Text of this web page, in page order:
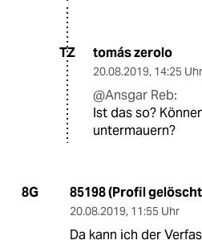
TZ tomás zerolo
20.08.2019, 14:25 Uhr
@Ansgar Reb:
Ist das so?
untermauern?
8G 85198 (Profil
20.08.2019, 11:55 Uhr
Da kann ich der